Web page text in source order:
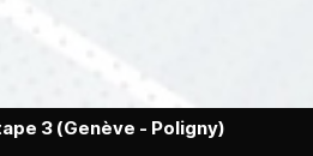
3 (Genève - Poligny)